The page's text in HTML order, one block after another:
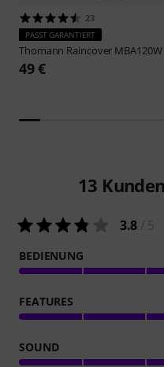
23
PASST GARANTIERT
Thomann Raincover MBA120W
49 €
13
3.8
BEDIENUNG
FEATURES
SOUND